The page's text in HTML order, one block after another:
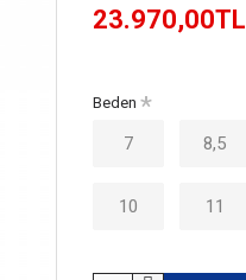
23.970,00TL
Beden
7 8,5
10 11